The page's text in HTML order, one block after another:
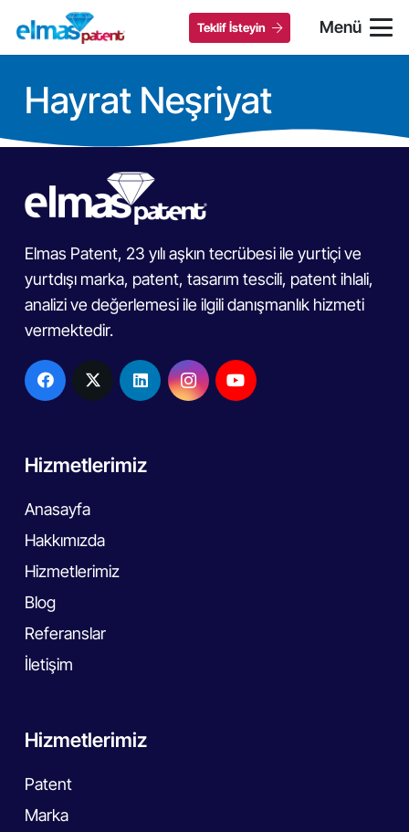
Teklif İsteyin Menü
Hayrat Neşriyat
Elmas Patent, 23 yılı aşkın tecrübesi ile yurtiçi ve
yurtdışı marka, patent, tasarım tescili, patent ihlali,
analizi ve değerlemesi ile ilgili danışmanlık hizmeti
vermektedir.
Hizmetlerimiz
Anasayfa
Hakkımızda
Hizmetlerimiz
Blog
Referanslar
İletişim
Hizmetlerimiz
Patent
Marka